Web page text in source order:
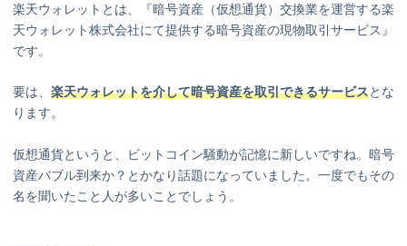
楽天ウォレットとは、『暗号資産（仮想通貨）交換業を運営する楽
天ウォレット株式会社にて提供する暗号資産の現物取引サービス』
です。
要は、 楽天ウォレットを介して暗号資産を取引できるサービスとな
ります。
仮想通貨というと、ビットコイン騒動が記憶に新しいですね。暗号
資産バブル到来か？とかなり話題になっていました。一度でもその
名を聞いたこと人が多いことでしょう。